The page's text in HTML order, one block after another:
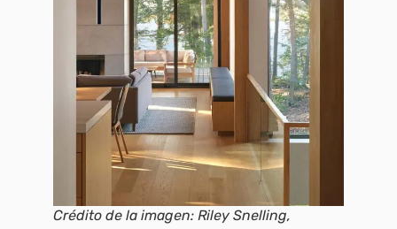
Crédito de la imagen: Riley Snelling,